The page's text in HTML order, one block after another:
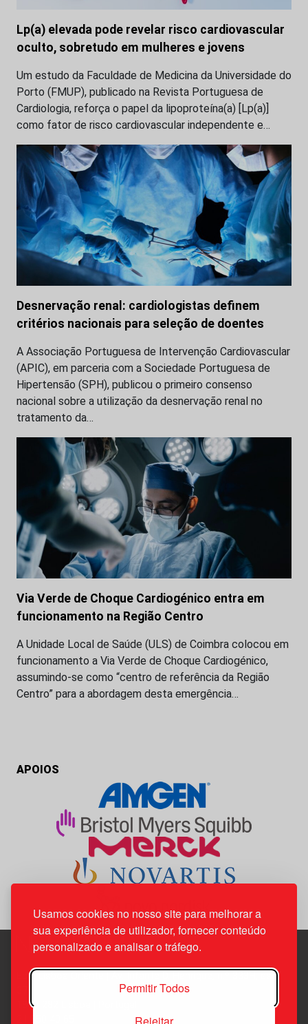
Usamos cookies no nosso site para melhorar a
sua experiência de utilizador, fornecer conteúdo
personalizado e analisar o tráfego.
Permitir Todos
Lp(a) elevada pode revelar risco cardiovascular
oculto, sobretudo em mulheres e jovens
Um estudo da Faculdade de Medicina da Universidade do
Porto (FMUP), publicado na Revista Portuguesa de
Cardiologia, reforça o papel da lipoproteína(a) [Lp(a)]
como fator de risco cardiovascular independente e…
Desnervação renal: cardiologistas definem
critérios nacionais para seleção de doentes
A Associação Portuguesa de Intervenção Cardiovascular
(APIC), em parceria com a Sociedade Portuguesa de
Hipertensão (SPH), publicou o primeiro consenso
nacional sobre a utilização da desnervação renal no
tratamento da…
Via Verde de Choque Cardiogénico entra em
funcionamento na Região Centro
A Unidade Local de Saúde (ULS) de Coimbra colocou em
funcionamento a Via Verde de Choque Cardiogénico,
assumindo-se como “centro de referência da Região
Centro” para a abordagem desta emergência…
APOIOS
Edif. Lisboa Oriente | Av. Infante D. Henrique, n.º 333H, esc.
1800-282 Lisboa | Portugal